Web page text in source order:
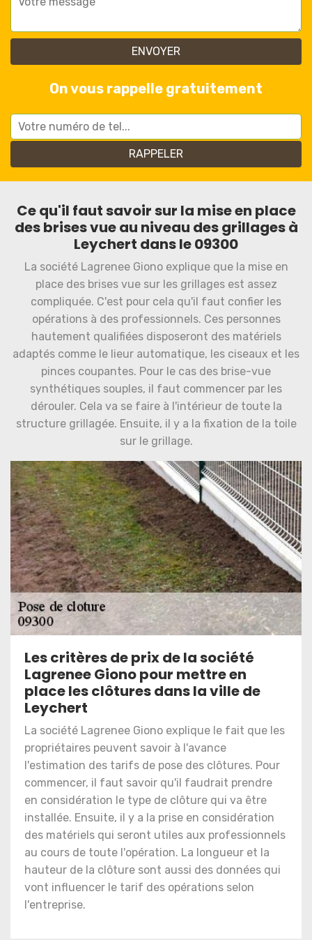
On vous rappelle gratuitement
Ce qu'il faut savoir sur la mise en place
des brises vue au niveau des grillages à
Leychert dans le 09300
La société Lagrenee Giono explique que la mise en
place des brises vue sur les grillages est assez
compliquée. C'est pour cela qu'il faut confier les
opérations à des professionnels. Ces personnes
hautement qualifiées disposeront des matériels
adaptés comme le lieur automatique, les ciseaux et les
pinces coupantes. Pour le cas des brise-vue
synthétiques souples, il faut commencer par les
dérouler. Cela va se faire à l'intérieur de toute la
structure grillagée. Ensuite, il y a la fixation de la toile
sur le grillage.
Les critères de prix de la société
Lagrenee Giono pour mettre en
place les clôtures dans la ville de
Leychert
La société Lagrenee Giono explique le fait que les
propriétaires peuvent savoir à l'avance
l'estimation des tarifs de pose des clôtures. Pour
commencer, il faut savoir qu'il faudrait prendre
en considération le type de clôture qui va être
installée. Ensuite, il y a la prise en considération
des matériels qui seront utiles aux professionnels
au cours de toute l'opération. La longueur et la
hauteur de la clôture sont aussi des données qui
vont influencer le tarif des opérations selon
l'entreprise.